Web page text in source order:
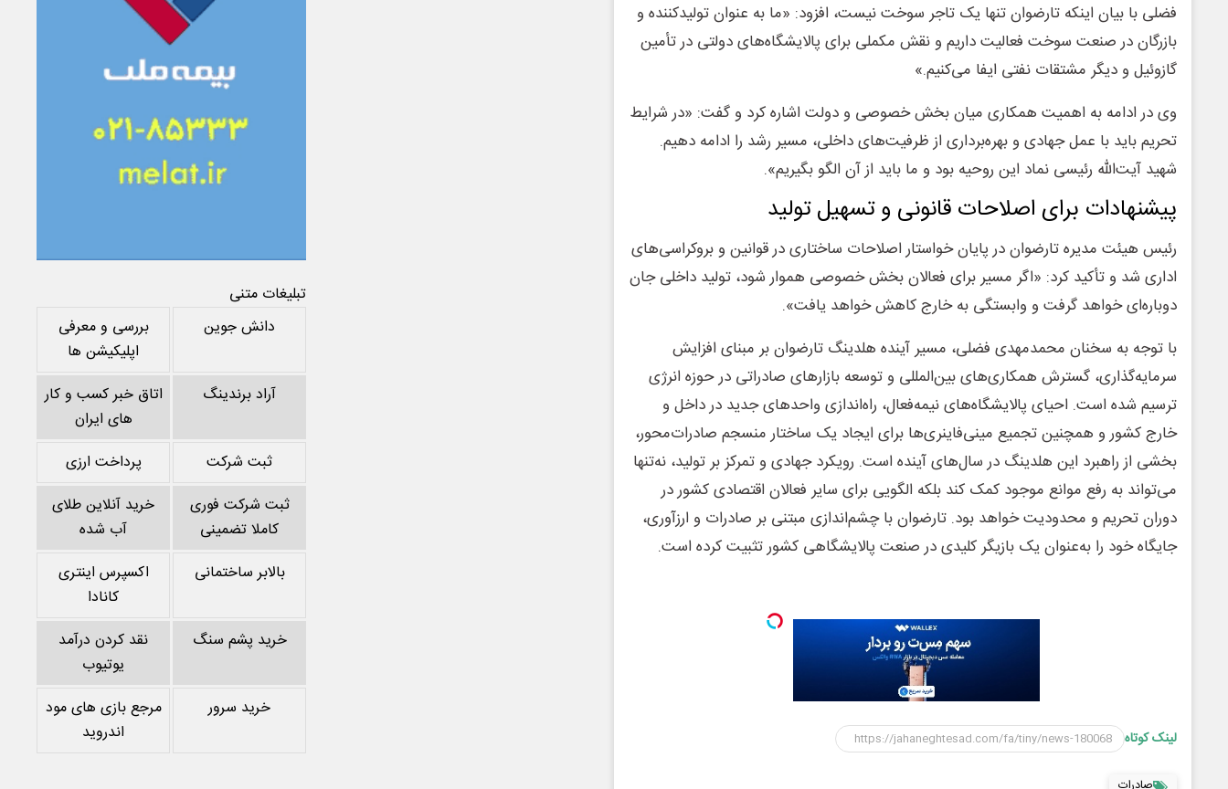
فضلی با بیان اینکه تارضوان تنها یک تاجر سوخت نیست، افزود: «ما به عنوان تولیدکننده و
بازرگان در صنعت سوخت فعالیت داریم و نقش مکملی برای پالایشگاه‌های دولتی در تأمین
گازوئیل و دیگر مشتقات نفتی ایفا می‌کنیم.»
وی در ادامه به اهمیت همکاری میان بخش خصوصی و دولت اشاره کرد و گفت: «در شرایط
تحریم باید با عمل جهادی و بهره‌برداری از ظرفیت‌های داخلی، مسیر رشد را ادامه دهیم.
شهید آیت‌الله رئیسی نماد این روحیه بود و ما باید از آن الگو بگیریم».
پیشنهادات برای اصلاحات قانونی و تسهیل تولید
رئیس هیئت مدیره تارضوان در پایان خواستار اصلاحات ساختاری در قوانین و بروکراسی‌های
اداری شد و تأکید کرد: «اگر مسیر برای فعالان بخش خصوصی هموار شود، تولید داخلی جان
دوباره‌ای خواهد گرفت و وابستگی به خارج کاهش خواهد یافت».
با توجه به سخنان محمدمهدی فضلی، مسیر آینده هلدینگ تارضوان بر مبنای افزایش
سرمایه‌گذاری، گسترش همکاری‌های بین‌المللی و توسعه بازارهای صادراتی در حوزه انرژی
ترسیم شده است. احیای پالایشگاه‌های نیمه‌فعال، راه‌اندازی واحدهای جدید در داخل و
خارج کشور و همچنین تجمیع مینی‌فاینری‌ها برای ایجاد یک ساختار منسجم صادرات‌محور،
بخشی از راهبرد این هلدینگ در سال‌های آینده است. رویکرد جهادی و تمرکز بر تولید، نه‌تنها
می‌تواند به رفع موانع موجود کمک کند بلکه الگویی برای سایر فعالان اقتصادی کشور در
دوران تحریم و محدودیت خواهد بود. تارضوان با چشم‌اندازی مبتنی بر صادرات و ارزآوری،
جایگاه خود را به‌عنوان یک بازیگر کلیدی در صنعت پالایشگاهی کشور تثبیت کرده است.
لینک کوتاه
تبلیغات متنی
دانش جوین
بررسی و معرفی
اپلیکیشن ها
آراد برندینگ
اتاق خبر کسب و کار
های ایران
ثبت شرکت
پرداخت ارزی
ثبت شرکت فوری
کاملا تضمینی
خرید آنلاین طلای
آب شده
بالابر ساختمانی
اکسپرس اینتری
کانادا
خرید پشم سنگ
نقد کردن درآمد
یوتیوب
خرید سرور
مرجع بازی های مود
اندروید